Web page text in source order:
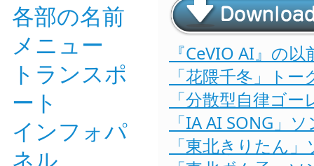
各部の名前
メニュー
トランスポ
ート
インフォパ
ネル
『CeVIO AI』の
「花隈千冬」ト
「分散型自律ゴ
「IA AI SONG」
「東北きりたん